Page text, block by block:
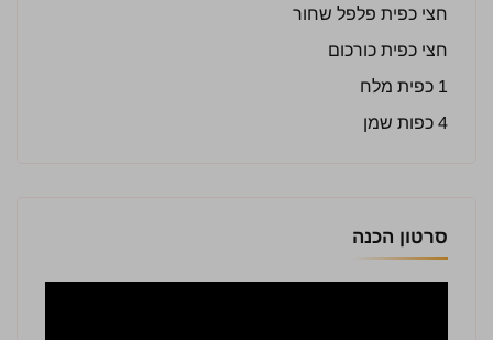
חצי כפית פלפל שחור
חצי כפית כורכום
1 כפית מלח
4 כפות שמן
סרטון הכנה